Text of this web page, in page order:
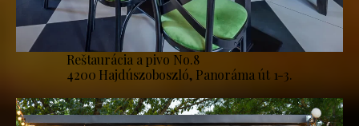
Reštaurácia a pivo No.8
4200 Hajdúszoboszló, Panoráma út 1-3.